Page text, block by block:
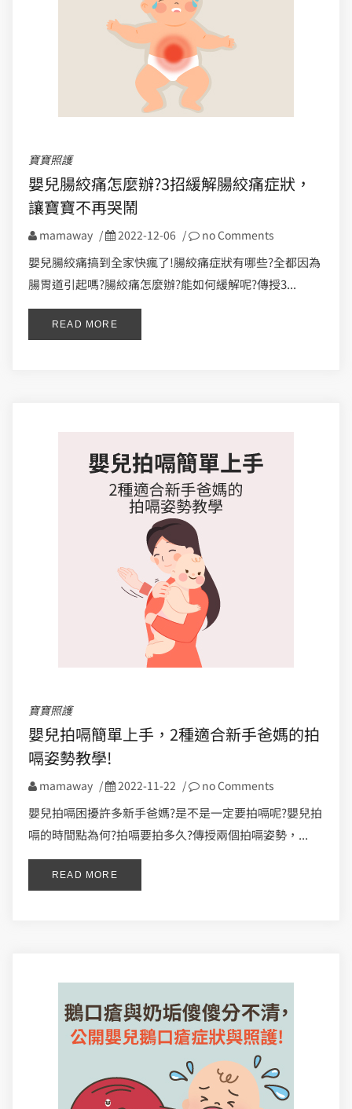
寶寶照護
嬰兒腸絞痛怎麼辦?3招緩解腸絞痛症狀，
讓寶寶不再哭鬧
mamaway / 2022-12-06 / no Comments
嬰兒腸絞痛搞到全家快瘋了!腸絞痛症狀有哪些?全都因為
腸胃道引起嗎?腸絞痛怎麼辦?能如何緩解呢?傳授3...
READ MORE
寶寶照護
嬰兒拍嗝簡單上手，2種適合新手爸媽的拍
嗝姿勢教學!
mamaway / 2022-11-22 / no Comments
嬰兒拍嗝困擾許多新手爸媽?是不是一定要拍嗝呢?嬰兒拍
嗝的時間點為何?拍嗝要拍多久?傳授兩個拍嗝姿勢，...
READ MORE